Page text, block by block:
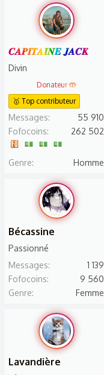
𝑪𝑨𝑷𝑰𝑻𝑨𝑰𝑵𝑬 𝑱𝑨𝑪𝑲
Divin
Donateur 🤲
🥇 Top contributeur
Messages
55 910
Fofocoins
262 502
Genre Homme
Bécassine
Passionné
Messages
1 139
Fofocoins
9 560
Genre
Femme
Lavandière